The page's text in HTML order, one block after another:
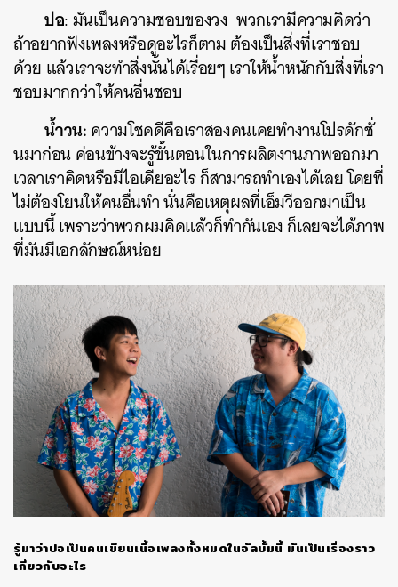
ปอ: มันเป็นความชอบของวง พวกเรามีความคิดว่า
ถ้าอยากฟังเพลงหรือดูอะไรก็ตาม ต้องเป็นสิ่งที่เราชอบ
ด้วย แล้วเราจะทำสิ่งนั้นได้เรื่อยๆ เราให้น้ำหนักกับสิ่งที่เรา
ชอบมากกว่าให้คนอื่นชอบ
น้ำวน:ความโชคดีคือเราสองคนเคยทำงานโปรดักชั่
นมาก่อน ค่อนข้างจะรู้ขั้นตอนในการผลิตงานภาพออกมา
เวลาเราคิดหรือมีไอเดียอะไร ก็สามารถทำเองได้เลย โดยที่
ไม่ต้องโยนให้คนอื่นทำ นั่นคือเหตุผลที่เอ็มวีออกมาเป็น
แบบนี้ เพราะว่าพวกผมคิดแล้วก็ทำกันเอง ก็เลยจะได้ภาพ
ที่มันมีเอกลักษณ์หน่อย
รู้มาว่าปอเป็นคนเขียนเนื้อเพลงทั้งหมดในอัลบั้มนี้ มันเป็นเรื่องราว
เกี่ยวกับอะไร
SHARE TWEET LINE EMAIL